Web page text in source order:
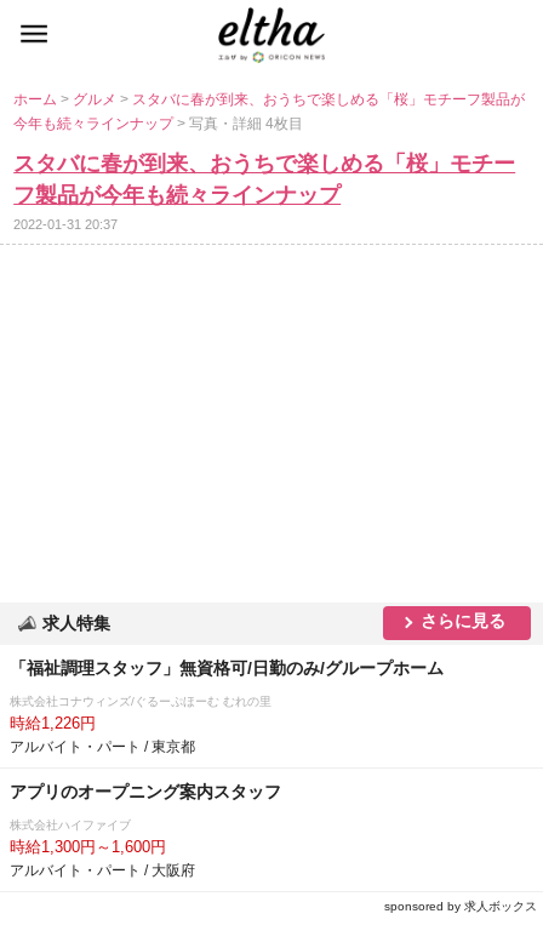
ホーム> グルメ> スタバに春が到来、おうちで楽しめる「桜」モチーフ製品が
今年も続々ラインナップ> 写真・詳細 4枚目
スタバに春が到来、おうちで楽しめる「桜」モチー
フ製品が今年も続々ラインナップ
2022-01-31 20:37
求人特集 さらに見る
「福祉調理スタッフ」無資格可/日勤のみ/グループホーム
株式会社コナウィンズ/ぐるーぷほーむ むれの里
時給1,226円
アルバイト・パート / 東京都
アプリのオープニング案内スタッフ
株式会社ハイファイブ
時給1,300円～1,600円
アルバイト・パート / 大阪府
sponsored by 求人ボックス